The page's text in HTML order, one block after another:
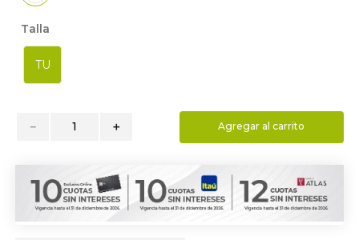
Talla
TU
＋
－ Agregar al carrito